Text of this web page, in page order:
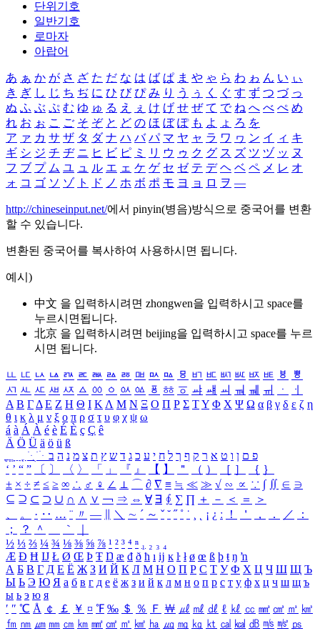
단위기호
일반기호
로마자
아랍어
あ ぁ か が さ ざ た だ な は ば ぱ ま や ゃ ら わ ゎ ん い ぃ
き ぎ し じ ち ぢ に ひ び ぴ み り う ぅ く ぐ す ず つ づ っ
ぬ ふ ぶ ぷ む ゆ ゅ る え ぇ け げ せ ぜ て で ね へ べ ぺ め
れ お ぉ こ ご そ ぞ と ど の ほ ぼ ぽ も よ ょ ろ を
ア ァ カ サ ザ タ ダ ナ ハ バ パ マ ヤ ャ ラ ワ ヮ ン イ ィ キ
ギ シ ジ チ ヂ ニ ヒ ビ ピ ミ リ ウ ゥ ク グ ス ズ ツ ヅ ッ ヌ
フ ブ プ ム ユ ュ ル エ ェ ケ ゲ セ ゼ テ デ ヘ ベ ペ メ レ オ
ォ コ ゴ ソ ゾ ト ド ノ ホ ボ ポ モ ヨ ョ ロ ヲ ―
http://chineseinput.net/에서 pinyin(병음)방식으로 중국어를 변환
할 수 있습니다.
변환된 중국어를 복사하여 사용하시면 됩니다.
예시)
中文 을 입력하시려면 zhongwen을 입력하시고 space를
누르시면됩니다.
北京 을 입력하시려면 beijing을 입력하시고 space를 누르
시면 됩니다.
ㅥ ㅦ ㅧ ㅨ ㅩ ㅪ ㅫ ㅬ ㅭ ㅮ ㅯ ㅰ ㅱ ㅲ ㅳ ㅴ ㅵ ㅶ ㅷ ㅸ
ㅹ
ㅺ ㅻ ㅼ ㅽ ㅾ ㅿ ㆀ ㆁ ㆂ ㆃ ㆄ ㆅ ㆆ ㆇ ㆈ ㆉ ㆊ ㆋ ㆌ ㆍ
ㆎ
Α Β ΓΔ Ε Ζ Η Θ Ι ΚΛ Μ Ν Ξ Ο Π Ρ Σ ΤΥ Φ Χ Ψ Ω α β γ δ ε ζ η
θ ι κ λ μ ν ξ ο π ρ σ τ υ φ χ ψ ω
á à Á À é è É È ç Ç ê
Ä Ö Ü ä ö ü ß
ִֶֹ ֻּ ׁׂ פ ם ן ו ט א ר ק ף ך ל ח י ע כ ג ד ש ץ ת צ מ נ ה ב
‘ ’ “ ” 〔 〕 〈 〉 「 」 『 』 【 】 ＂ （ ） ［ ］ ｛ ｝
± × ÷ ≠ ≤ ≥ ∞ ∴ ♂ ♀ ∠ ⊥ ⌒ ∂ ∇ ≡ ≒ ≪ ≫ √ ∽ ∝ ∵ ∫ ∬ ∈ ∋
⊆ ⊇ ⊂ ⊃ ∪ ∩ ∧ ∨ ￢ ⇒ ⇔ ∀ ∃ ∮ ∑ ∏ ＋ － ＜ ＝
＞
、
。 · ‥ … ¨ 〃 ― ＼ ∼ ´ ～ ˇ ˘ ˝ ˚ ˙ ¸ ¡ ¿ ː ！ ＇ ， ． ／
：
；
？ ＾ ｀
½ ⅓ ⅔ ¼ ¾ ⅛ ⅜ ⅝ ⅞ ¹ ² ³ ⁴ ⁿ ₁ ₂ ₃ ₄
Æ Ð Ħ Ĳ Ł Ø Œ Þ Ŧ Ŋ æ đ ð ħ ı ĳ ĸ ŀ ł ø œ ß þ ŧ ŋ ŉ
А Б В Г Д Е Ё Ж З И Й К Л М Н О П Р С Т У Ф Х Ц Ч Ш Щ Ъ
Ы Ь Э Ю Я а б в г д е ё ж з и й к л м н о п р с т у ф х ц ч ш щ ъ
ы ь э ю я
′ ″ ℃ Å ￠ ￡ ￥ ¤ ℉ ‰ ＄ ％ Ｆ ￦ ㎕ ㎖ ㎗ ℓ ㎘ ㏄ ㎣ ㎤ ㎥ ㎦
㎙ ㎚ ㎛ ㎜ ㎝ ㎞ ㎟ ㎠ ㎡ ㎢ ㏊ ㎍ ㎎ ㎏ ㏏ ㎈ ㎉ ㏈ ㎧ ㎨ ㎰